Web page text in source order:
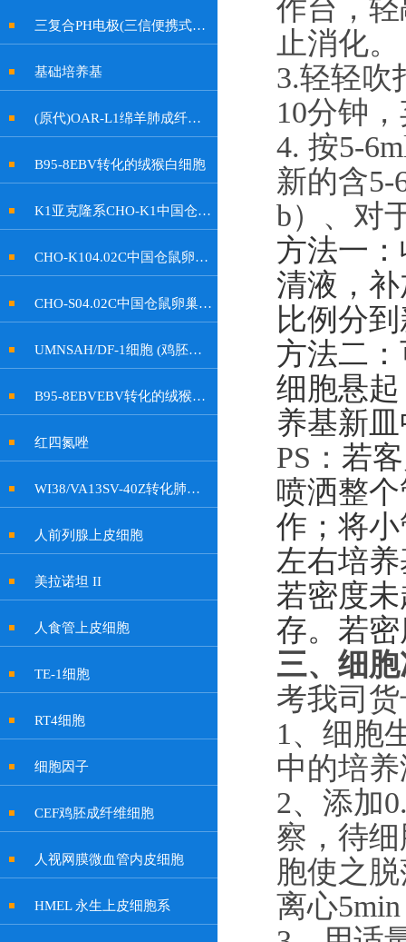
三复合PH电极(三信便携式余氯计电极, 特制插口)
基础培养基
(原代)OAR-L1绵羊肺成纤维细胞
B95-8EBV转化的绒猴白细胞
K1亚克隆系CHO-K1中国仓鼠卵巢细胞
CHO-K104.02C中国仓鼠卵巢细胞
CHO-S04.02C中国仓鼠卵巢细胞
UMNSAH/DF-1细胞 (鸡胚成纤维细胞)
B95-8EBVEBV转化的绒猴白细胞
红四氮唑
WI38/VA13SV-40Z转化肺成纤维细胞
人前列腺上皮细胞
美拉诺坦 II
人食管上皮细胞
TE-1细胞
RT4细胞
细胞因子
CEF鸡胚成纤维细胞
人视网膜微血管内皮细胞
HMEL 永生上皮细胞系
作台，
止消化。
3.轻轻吹
10分钟
4. 按5-6
新的含
b）、 对
方法一
清液，
比例分
方法二
细胞悬
养基新
PS： 若
喷洒整
作；将
左右培
若密度
存。若
三、 细
考我司
1 、 细胞
中的培
2、 添加
察，待
胞使之
离心